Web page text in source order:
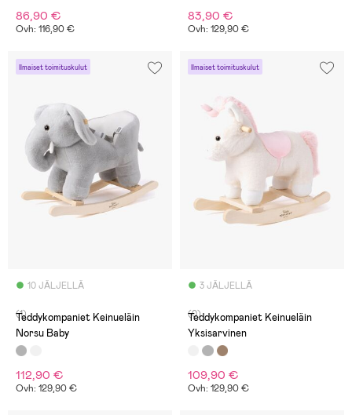
86,90 €
Ovh: 116,90 €
83,90 €
Ovh: 129,90 €
Ilmaiset toimituskulut
10 JÄLJELLÄ
(1)
Teddykompaniet Keinueläin
Norsu Baby
112,90 €
Ovh: 129,90 €
Ilmaiset toimituskulut
3 JÄLJELLÄ
(0)
Teddykompaniet Keinueläin
Yksisarvinen
109,90 €
Ovh: 129,90 €